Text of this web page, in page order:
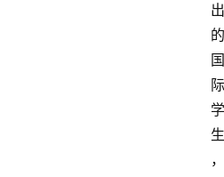
出
的
国
际
学
生
，